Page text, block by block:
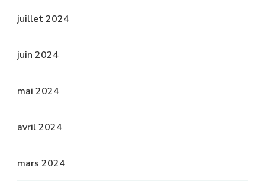
juillet 2024
juin 2024
mai 2024
avril 2024
mars 2024